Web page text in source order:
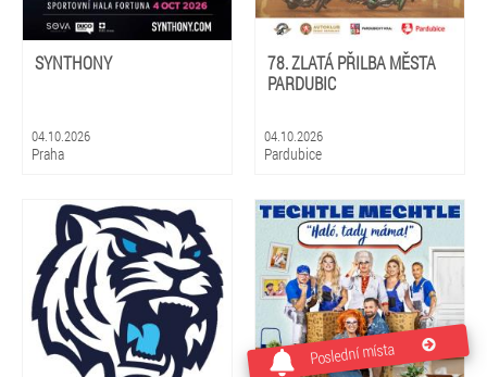
SYNTHONY
04.10.2026
Praha
78. ZLATÁ PŘILBA MĚSTA
PARDUBIC
04.10.2026
Pardubice
Poslední místa